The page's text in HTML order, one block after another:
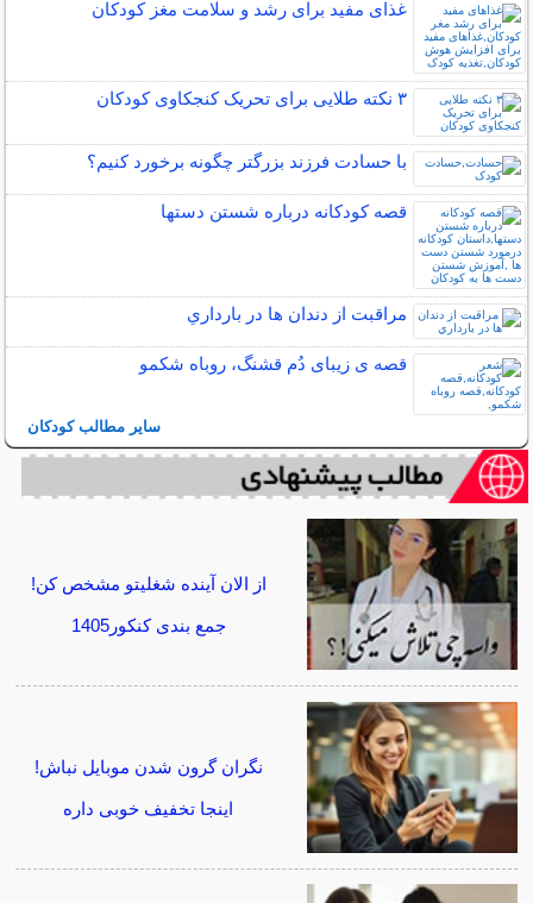
غذای مفید برای رشد و سلامت مغز کودکان
۳ نکته طلایی برای تحریک کنجکاوی کودکان
با حسادت فرزند بزرگتر چگونه برخورد کنیم؟
قصه کودکانه درباره شستن دستها
مراقبت از دندان‌ ها در بارداري
قصه ی زیبای دُم قشنگ، روباه شکمو
سایر مطالب کودکان
از الان آینده شغلیتو مشخص کن!
جمع بندی کنکور1405
نگران گرون شدن موبایل نباش!
اینجا تخفیف خوبی داره